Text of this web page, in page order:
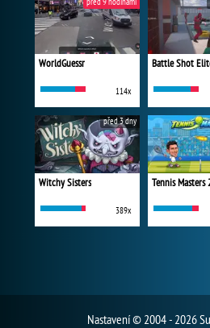
WorldGuessr
114x
Battle Shot
Witchy Sisters
389x
před 3 dny
Tennis Masters
Nastavení© 2004 - 2026